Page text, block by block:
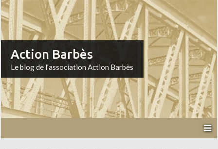
Action Barbès
Le blog de l'association Action Barbès